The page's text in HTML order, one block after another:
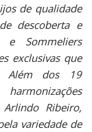
de qualidade
descoberta e
Sommeliers
exclusivas que
Além dos 19
Arlindo Ribeiro,
variedade de